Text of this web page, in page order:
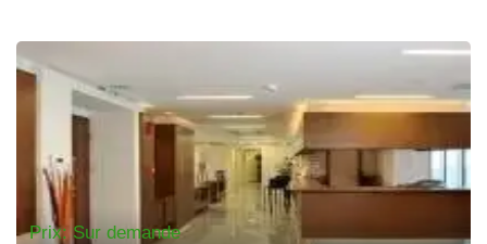
Prix: Sur demande